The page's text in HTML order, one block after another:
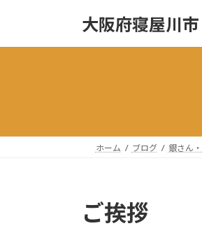
大阪府寝屋川
ホーム ブログ 銀さん
ご挨拶